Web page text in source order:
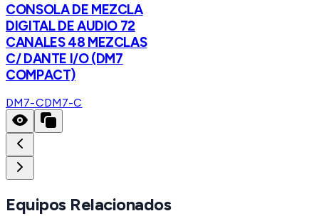
CONSOLA DE MEZCLA
DIGITAL DE AUDIO 72
CANALES 48 MEZCLAS
C/ DANTE I/O (DM7
COMPACT)
DM7-CDM7-C
Equipos Relacionados